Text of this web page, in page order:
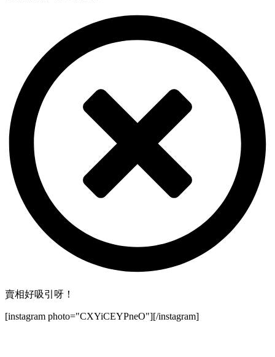
賣相好吸引呀！
[instagram photo="CXYiCEYPneO"][/instagram]